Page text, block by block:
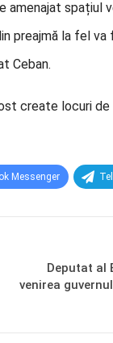
amenajat spațiul
preajmă la fel
Ceban.
create locuri de
Messenger
Deputat al
venirea